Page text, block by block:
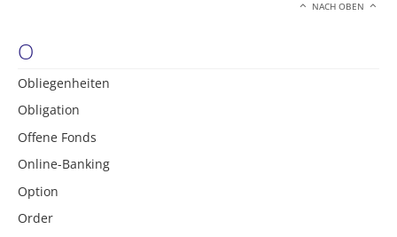
NACH OBEN
O
Obliegenheiten
Obligation
Offene Fonds
Online-Banking
Option
Order